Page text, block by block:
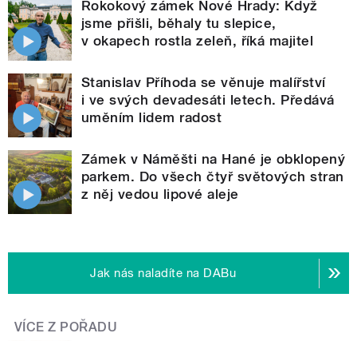
Rokokový zámek Nové Hrady: Když
jsme přišli, běhaly tu slepice,
v okapech rostla zeleň, říká majitel
Stanislav Příhoda se věnuje malířství
i ve svých devadesáti letech. Předává
uměním lidem radost
Zámek v Náměšti na Hané je obklopený
parkem. Do všech čtyř světových stran
z něj vedou lipové aleje
Jak nás naladíte na DABu
VÍCE Z POŘADU